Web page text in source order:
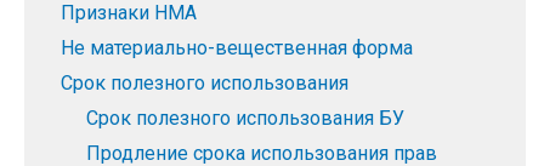
Признаки НМА
Не материально-вещественная форма
Срок полезного использования
Срок полезного использования БУ
Продление срока использования прав